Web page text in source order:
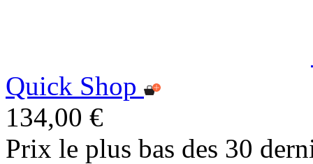
Quick Shop
134,00 €
Prix le plus bas des 30